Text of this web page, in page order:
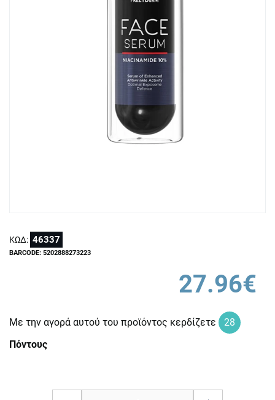
ΚΩΔ: 46337
BARCODE: 5202888273223
27.96€
Με την αγορά αυτού του προϊόντος κερδίζετε
28
Πόντους